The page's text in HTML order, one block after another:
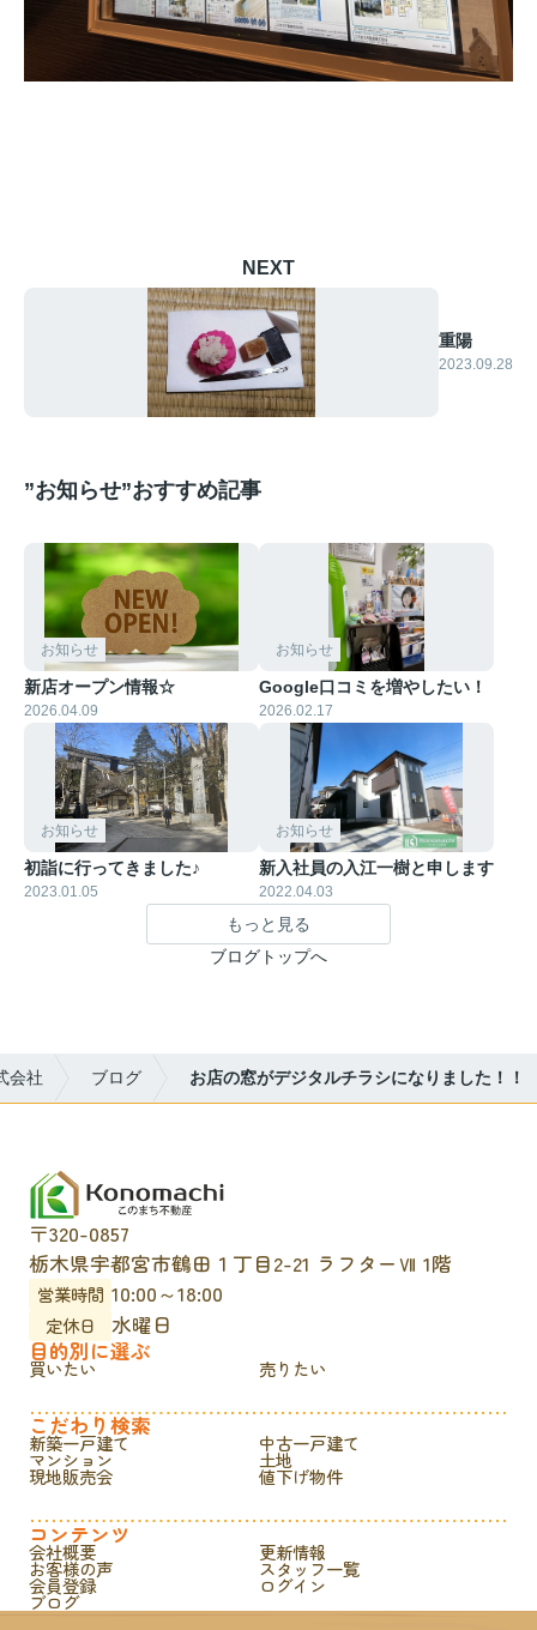
NEXT
重陽
2023.09.28
”お知らせ”おすすめ記事
お知らせ
新店オープン情報☆
2026.04.09
お知らせ
Google口コミを増やしたい！
2026.02.17
お知らせ
初詣に行ってきました♪
2023.01.05
お知らせ
新入社員の入江一樹と申します
2022.04.03
もっと見る
ブログトップへ
会社 ブログ お店の窓がデジタルチラシになりました！！
〒320-0857
栃木県宇都宮市鶴田１丁目2-21 ラフターⅦ 1階
営業時間 10:00～18:00
定休日
水曜日
目的別に選ぶ
買いたい 売りたい
こだわり検索
新築一戸建て 中古一戸建て
マンション 土地
現地販売会 値下げ物件
コンテンツ
会社概要 更新情報
お客様の声 スタッフ一覧
会員登録 ログイン
ブログ